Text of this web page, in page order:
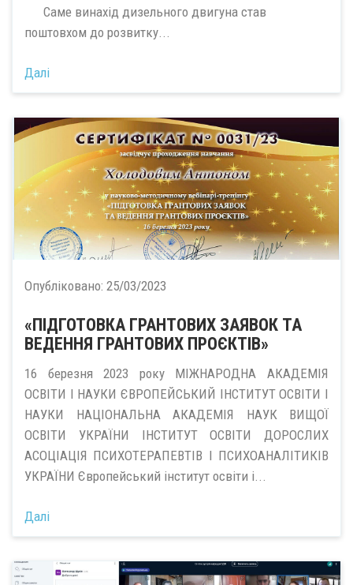
Саме винахід дизельного двигуна став
поштовхом до розвитку...
Далі
Опубліковано: 25/03/2023
«ПІДГОТОВКА ГРАНТОВИХ ЗАЯВОК ТА
ВЕДЕННЯ ГРАНТОВИХ ПРОЄКТІВ»
16 березня 2023 року МІЖНАРОДНА АКАДЕМІЯ
ОСВІТИ І НАУКИ ЄВРОПЕЙСЬКИЙ ІНСТИТУТ ОСВІТИ І
НАУКИ НАЦІОНАЛЬНА АКАДЕМІЯ НАУК ВИЩОЇ
ОСВІТИ УКРАЇНИ ІНСТИТУТ ОСВІТИ ДОРОСЛИХ
АСОЦІАЦІЯ ПСИХОТЕРАПЕВТІВ І ПСИХОАНАЛІТИКІВ
УКРАЇНИ Європейський інститут освіти і...
Далі